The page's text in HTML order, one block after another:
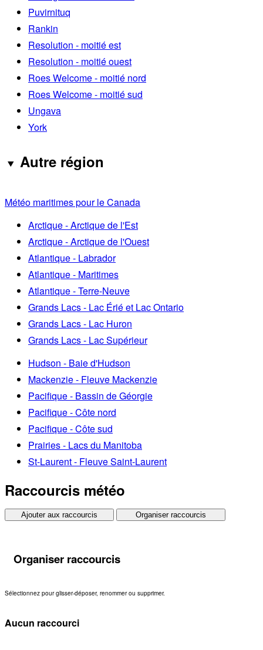
Puvirnituq
Rankin
Resolution - moitié est
Resolution - moitié ouest
Roes Welcome - moitié nord
Roes Welcome - moitié sud
Ungava
York
Autre région
Météo maritimes pour le Canada
Arctique - Arctique de l'Est
Arctique - Arctique de l'Ouest
Atlantique - Labrador
Atlantique - Maritimes
Atlantique - Terre-Neuve
Grands Lacs - Lac Érié et Lac Ontario
Grands Lacs - Lac Huron
Grands Lacs - Lac Supérieur
Hudson - Baie d'Hudson
Mackenzie - Fleuve Mackenzie
Pacifique - Bassin de Géorgie
Pacifique - Côte nord
Pacifique - Côte sud
Prairies - Lacs du Manitoba
St-Laurent - Fleuve Saint-Laurent
Raccourcis météo
Ajouter aux raccourcis Organiser raccourcis
Organiser raccourcis
Sélectionnez pour glisser-déposer, renommer ou supprimer.
Aucun raccourci